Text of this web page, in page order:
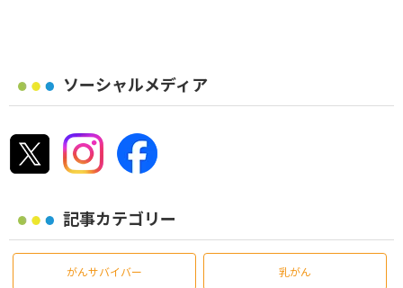
ソーシャルメディア
記事カテゴリー
がんサバイバー 乳がん